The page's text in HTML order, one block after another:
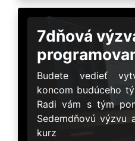
7dňová
Budete vedieť
koncom budúceho
Radi vám s tým
Sedemdňovú výzvu
kurz